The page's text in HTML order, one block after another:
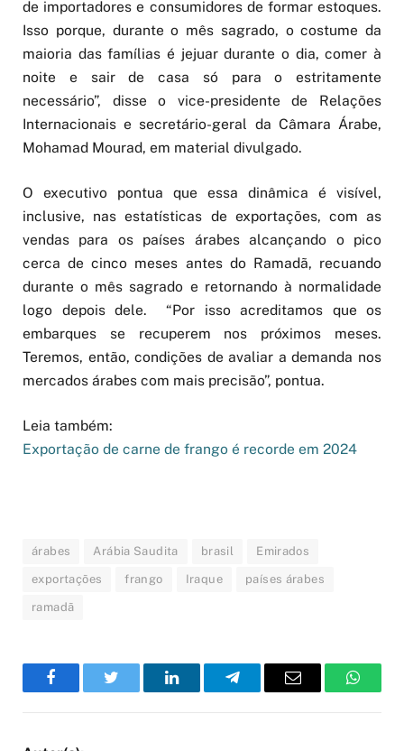
de importadores e consumidores de formar estoques.
Isso porque, durante o mês sagrado, o costume da
maioria das famílias é jejuar durante o dia, comer à
noite e sair de casa só para o estritamente
necessário”, disse o vice-presidente de Relações
Internacionais e secretário-geral da Câmara Árabe,
Mohamad Mourad, em material divulgado.
O executivo pontua que essa dinâmica é visível,
inclusive, nas estatísticas de exportações, com as
vendas para os países árabes alcançando o pico
cerca de cinco meses antes do Ramadã, recuando
durante o mês sagrado e retornando à normalidade
logo depois dele. “Por isso acreditamos que os
embarques se recuperem nos próximos meses.
Teremos, então, condições de avaliar a demanda nos
mercados árabes com mais precisão”, pontua.
Leia também:
Exportação de carne de frango é recorde em 2024
árabes Arábia Saudita brasil Emirados
exportações frango Iraque países árabes
ramadã
FacebookTwitter LinkedInTelegramEmail